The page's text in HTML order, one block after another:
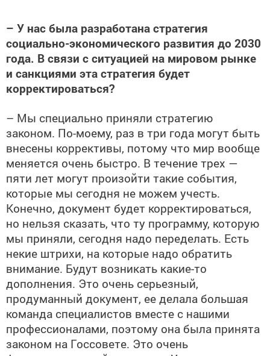
– У нас была разработана стратегия
социально-экономического развития до 2030
года. В связи с ситуацией на мировом рынке
и санкциями эта стратегия будет
корректироваться?
– Мы специально приняли стратегию
законом. По-моему, раз в три года могут быть
внесены коррективы, потому что мир вообще
меняется очень быстро. В течение трех —
пяти лет могут произойти такие события,
которые мы сегодня не можем учесть.
Конечно, документ будет корректироваться,
но нельзя сказать, что ту программу, которую
мы приняли, сегодня надо переделать. Есть
некие штрихи, на которые надо обратить
внимание. Будут возникать какие-то
дополнения. Это очень серьезный,
продуманный документ, ее делала большая
команда специалистов вместе с нашими
профессионалами, поэтому она была принята
законом на Госсовете. Это очень